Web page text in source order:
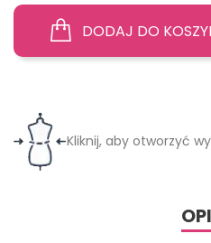
DODAJ DO
Kliknij, aby otworzyć